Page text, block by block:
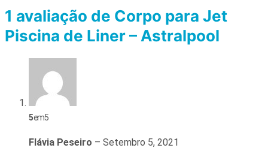
1 avaliação de Corpo para Jet
Piscina de Liner – Astralpool
5em 5
Flávia Peseiro – Setembro 5, 2021